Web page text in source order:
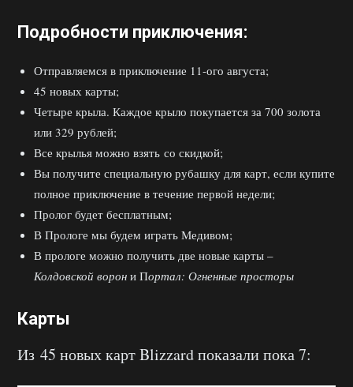
Подробности приключения:
Отправляемся в приключение 11-ого августа;
45 новых карты;
Четыре крыла. Каждое крыло покупается за 700 золота
или 329 рублей;
Все крылья можно взять со скидкой;
Вы получите специальную рубашку для карт, если купите
полное приключение в течение первой недели;
Пролог будет бесплатным;
В Прологе мы будем играть Медивом;
В прологе можно получить две новые карты –
Колдовской ворон и Портал: Огненные просторы
Карты
Из 45 новых карт Blizzard показали пока 7: